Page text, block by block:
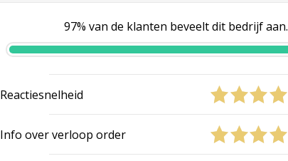
97% van de klanten beveelt dit bedrijf aan.
Reactiesnelheid
Info over verloop order